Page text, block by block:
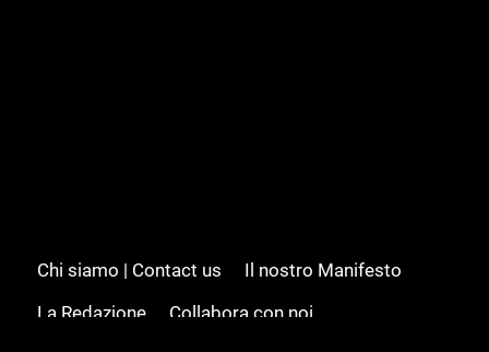
Chi siamo | Contact us
Il nostro Manifesto
La Redazione
Collabora con noi